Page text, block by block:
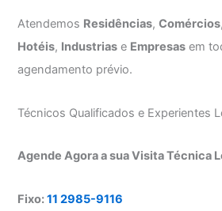
Atendemos Residências,Comércios,
Hotéis, Industrias e Empresas em
agendamento prévio.
Técnicos Qualificados e Experientes
Agende Agora a sua Visita Técnica
Fixo:11 2985-9116